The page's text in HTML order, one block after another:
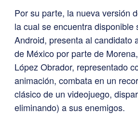
Por su parte, la nueva versión
la cual se encuentra disponible
Android, presenta al candidato
de México por parte de
López Obrador, representado
animación, combata en un
clásico de un videojuego,
eliminando) a sus enemigos.